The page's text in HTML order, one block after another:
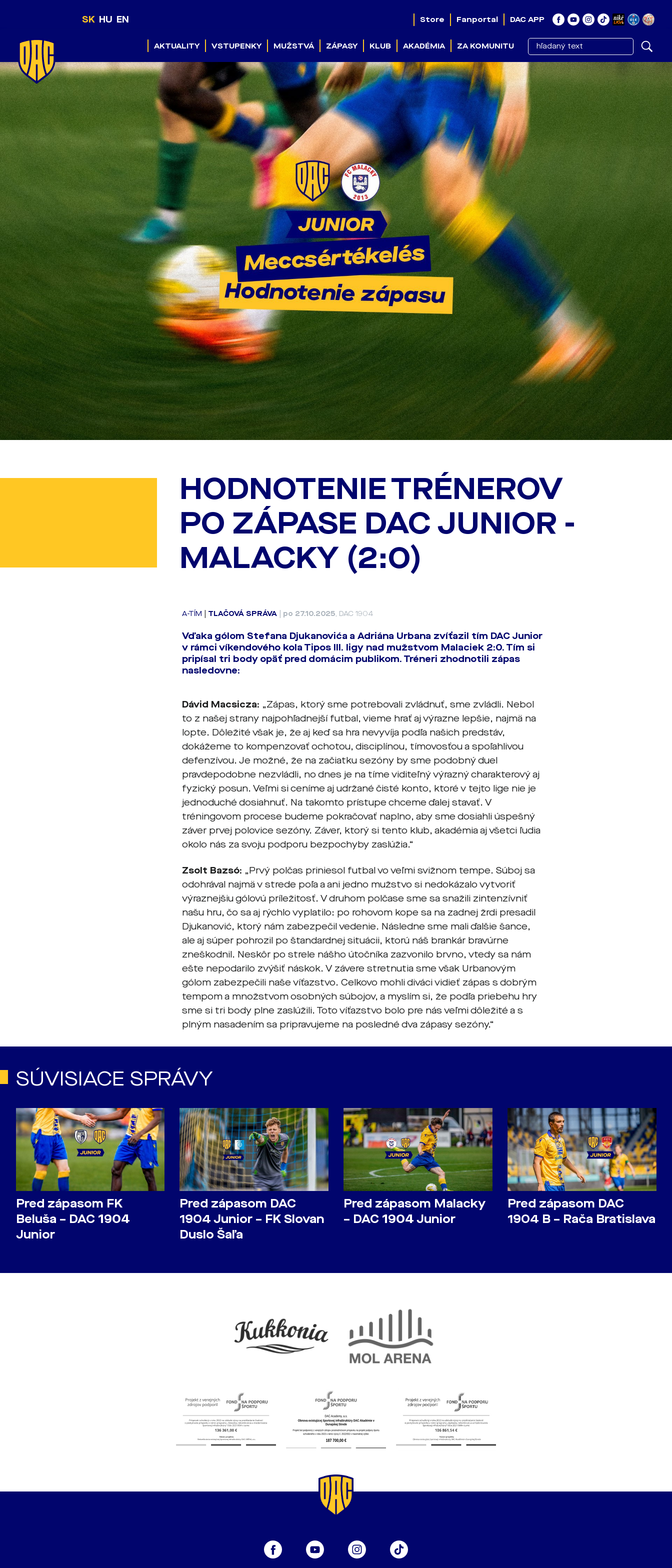
SK HU EN Store Fanportal DAC APP
AKTUALITY VSTUPENKY MUŽSTVÁ ZÁPASY KLUB AKADÉMIA ZA KOMUNITU
HODNOTENIE TRÉNEROV
PO ZÁPASE DAC JUNIOR -
MALACKY (2:0)
A-TÍM TLAČOVÁ SPRÁVA po 27.10.2025, DAC 1904
Vďaka gólom Stefana Djukanovića a Adriána Urbana zvíťazil tím DAC Junior
v rámci víkendového kola Tipos III. ligy nad mužstvom Malaciek 2:0. Tím si
pripísal tri body opäť pred domácim publikom. Tréneri zhodnotili zápas
nasledovne:
Dávid Macsicza: „Zápas, ktorý sme potrebovali zvládnuť, sme zvládli. Nebol
to z našej strany najpohľadnejší futbal, vieme hrať aj výrazne lepšie, najmä na
lopte. Dôležité však je, že aj keď sa hra nevyvíja podľa našich predstáv,
dokážeme to kompenzovať ochotou, disciplínou, tímovosťou a spoľahlivou
defenzívou. Je možné, že na začiatku sezóny by sme podobný duel
pravdepodobne nezvládli, no dnes je na tíme viditeľný výrazný charakterový aj
fyzický posun. Veľmi si ceníme aj udržané čisté konto, ktoré v tejto lige nie je
jednoduché dosiahnuť. Na takomto prístupe chceme ďalej stavať. V
tréningovom procese budeme pokračovať naplno, aby sme dosiahli úspešný
záver prvej polovice sezóny. Záver, ktorý si tento klub, akadémia aj všetci ľudia
okolo nás za svoju podporu bezpochyby zaslúžia.“
Zsolt Bazsó: „Prvý polčas priniesol futbal vo veľmi svižnom tempe. Súboj sa
odohrával najmä v strede poľa a ani jedno mužstvo si nedokázalo vytvoriť
výraznejšiu gólovú príležitosť. V druhom polčase sme sa snažili zintenzívniť
našu hru, čo sa aj rýchlo vyplatilo: po rohovom kope sa na zadnej žrdi presadil
Djukanović, ktorý nám zabezpečil vedenie. Následne sme mali ďalšie šance,
ale aj súper pohrozil po štandardnej situácii, ktorú náš brankár bravúrne
zneškodnil. Neskôr po strele nášho útočníka zazvonilo brvno, vtedy sa nám
ešte nepodarilo zvýšiť náskok. V závere stretnutia sme však Urbanovým
gólom zabezpečili naše víťazstvo. Celkovo mohli diváci vidieť zápas s dobrým
tempom a množstvom osobných súbojov, a myslím si, že podľa priebehu hry
sme si tri body plne zaslúžili. Toto víťazstvo bolo pre nás veľmi dôležité a s
plným nasadením sa pripravujeme na posledné dva zápasy sezóny.“
SÚVISIACE SPRÁVY
Pred zápasom FK
Beluša – DAC 1904
Junior
Pred zápasom DAC
1904 Junior – FK Slovan
Duslo Šaľa
Pred zápasom Malacky
– DAC 1904 Junior
Pred zápasom DAC
1904 B – Rača Bratislava